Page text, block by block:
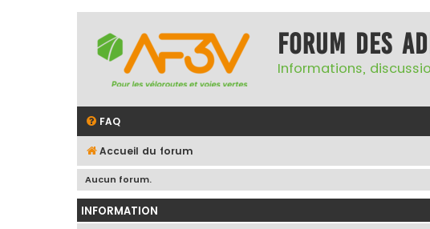
Forum des
Informations,
FAQ
Accueil du forum
Aucun forum.
INFORMATION